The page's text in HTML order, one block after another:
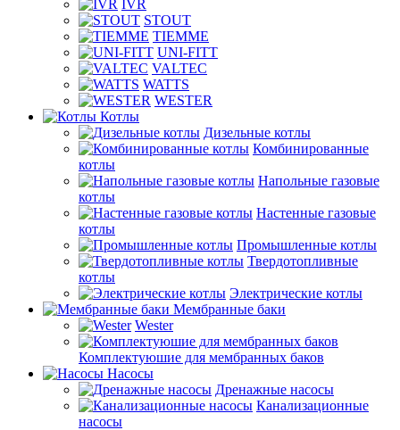
IVR
STOUT
TIEMME
UNI-FITT
VALTEC
WATTS
WESTER
Котлы
Дизельные котлы
Комбинированные
котлы
Напольные газовые
котлы
Настенные газовые
котлы
Промышленные котлы
Твердотопливные
котлы
Электрические котлы
Мембранные баки
Wester
Комплектуюшие для мембранных баков
Насосы
Дренажные насосы
Канализационные
насосы